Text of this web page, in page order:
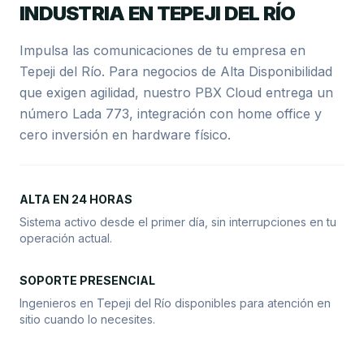
INDUSTRIA EN TEPEJI DEL RÍO
Impulsa las comunicaciones de tu empresa en
Tepeji del Río. Para negocios de Alta Disponibilidad
que exigen agilidad, nuestro PBX Cloud entrega un
número Lada 773, integración con home office y
cero inversión en hardware físico.
ALTA EN 24 HORAS
Sistema activo desde el primer día, sin interrupciones en tu
operación actual.
SOPORTE PRESENCIAL
Ingenieros en Tepeji del Río disponibles para atención en
sitio cuando lo necesites.